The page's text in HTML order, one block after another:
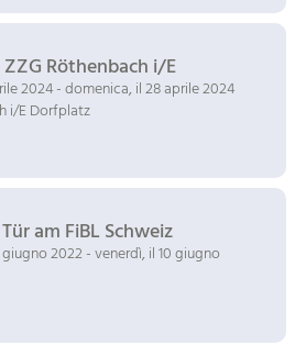
Röthenbach i/E
2024 - domenica, il 28 aprile 2024
i/E Dorfplatz
am FiBL Schweiz
2022 - venerdì, il 10 giugno